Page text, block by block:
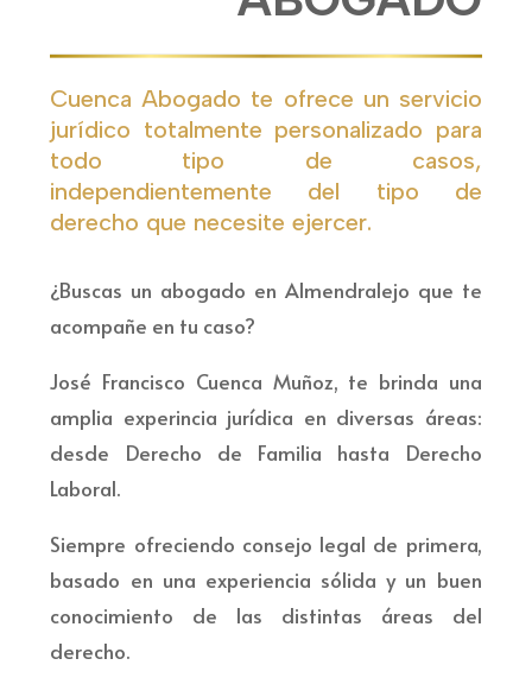
Cuenca Abogado te ofrece un servicio
jurídico totalmente personalizado para
todo tipo de casos,
independientemente del tipo de
derecho que necesite ejercer.
¿Buscas un abogado en Almendralejo que te
acompañe en tu caso?
José Francisco Cuenca Muñoz, te brinda una
amplia experincia jurídica en diversas áreas:
desde Derecho de Familia hasta Derecho
Laboral.
Siempre ofreciendo consejo legal de primera,
basado en una experiencia sólida y un buen
conocimiento de las distintas áreas del
derecho.